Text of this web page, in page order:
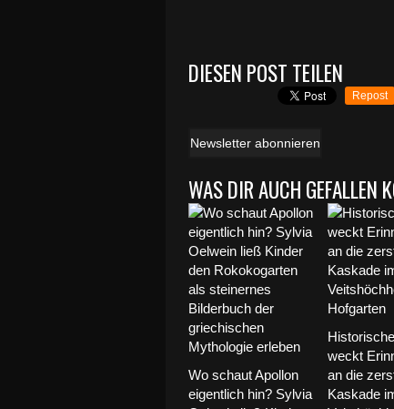
DIESEN POST TEILEN
Repost
Newsletter abonnieren
WAS DIR AUCH GEFALLEN
Wo schaut Apollon
eigentlich hin? Sylvia
weckt
an die
Kaskade